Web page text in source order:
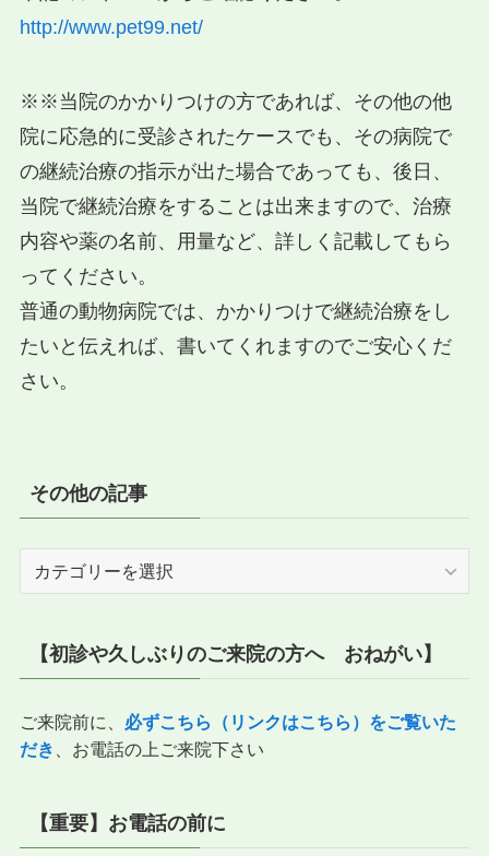
http://www.pet99.net/
※※当院のかかりつけの方であれば、その他の他
院に応急的に受診されたケースでも、その病院で
の継続治療の指示が出た場合であっても、後日、
当院で継続治療をすることは出来ますので、治療
内容や薬の名前、用量など、詳しく記載してもら
ってください。
普通の動物病院では、かかりつけで継続治療をし
たいと伝えれば、書いてくれますのでご安心くだ
さい。
その他の記事
【初診や久しぶりのご来院の方へ おねがい】
ご来院前に、 必ずこちら（リンクはこちら）をご覧いた
だき
、お電話の上ご来院下さい
【重要】お電話の前に